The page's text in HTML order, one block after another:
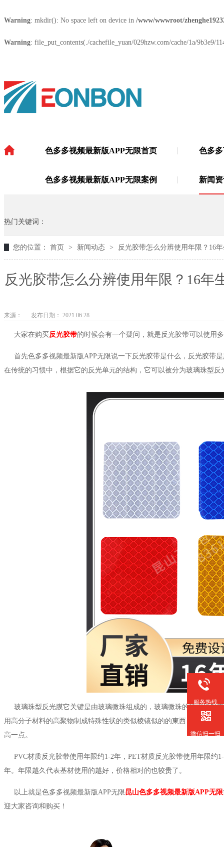
Warning: mkdir(): No space left on device in /www/wwwroot/
Warning: file_put_contents(./cachefile_yuan/029hzw.com/cache/1a/
色多多视频最新版APP无限首页 色多
色多多视频最新版APP无限案例 新闻
热门关键词：
您的位置： 首页 > 新闻动态 > 反光胶带怎么分辨使用年限？16
反光胶带怎么分辨使用年限？16年
来源： 发布日期： 2021.06.28
大家在购买反光胶带的时候会有一个疑问，就是反光胶带可以使用
首先色多多视频最新版APP无限说一下反光胶带是什么，反光胶带
在传统的习惯中，根据它的反光单元的结构，它可以被分为玻璃珠型
玻璃珠型反光膜它关键是由玻璃微珠组成的，玻璃微珠的玻璃折射
用高分子材料的高聚物制成特殊性状的类似棱镜似的的東西，它还可
高一点。
PVC材质反光胶带使用年限约1-2年，PET材质反光胶带使用年限约
年。年限越久代表基材使用的越好，价格相对的也较贵了。
以上就是色多多视频最新版APP无限昆山色多多视频最新版APP无限
迎大家咨询和购买！
服务热线
微信扫一扫